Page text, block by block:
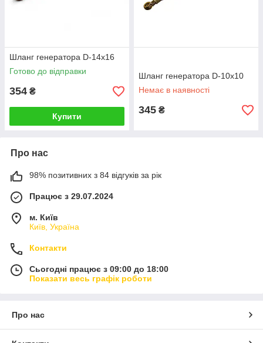
Шланг генератора D-14x16
Готово до відправки
354 ₴
Купити
Шланг генератора D-10x10
Немає в наявності
345 ₴
Про нас
98% позитивних з 84 відгуків за рік
Працює з 29.07.2024
м. Київ
Київ, Україна
Контакти
Сьогодні працює з 09:00 до 18:00
Показати весь графік роботи
Про нас